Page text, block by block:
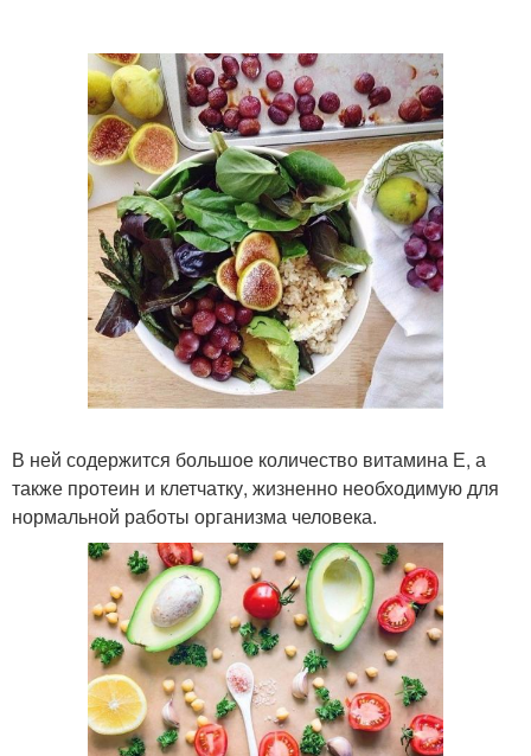
В ней содержится большое количество витамина Е, а
также протеин и клетчатку, жизненно необходимую для
нормальной работы организма человека.